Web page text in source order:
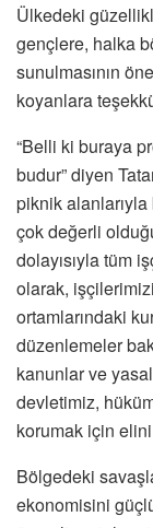
Ülkedeki
gençlere, halka
sunulmasının
koyanlara
“Belli ki buraya
budur” diyen
piknik alanlarıyla
çok değerli
dolayısıyla tüm
olarak,
ortamlarındaki
düzenlemeler
kanunlar ve
devletimiz,
korumak için elini
Bölgedeki
ekonomisini